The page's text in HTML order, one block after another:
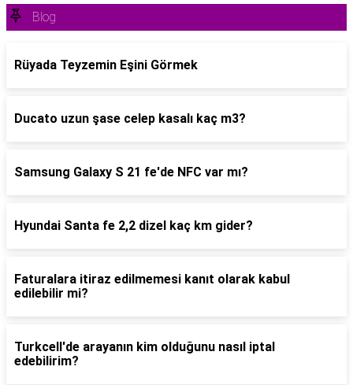
Blog
Rüyada Teyzemin Eşini Görmek
Ducato uzun şase celep kasalı kaç m3?
Samsung Galaxy S 21 fe'de NFC var mı?
Hyundai Santa fe 2,2 dizel kaç km gider?
Faturalara itiraz edilmemesi kanıt olarak kabul
edilebilir mi?
Turkcell'de arayanın kim olduğunu nasıl iptal
edebilirim?